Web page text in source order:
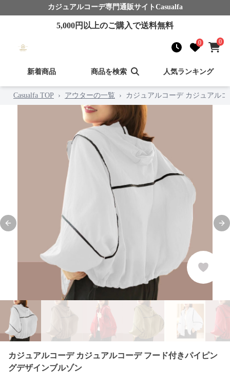
カジュアルコーデ専門通販サイト Casualfa
5,000円以上のご購入で送料無料
0 0
新着商品 商品を検索 人気ランキング
Casualfa TOP › アウターの一覧 › カジュアルコーデ カジュアル
Previous slide
カジュアルコーデ カジュアルコーデ フード付きパイピン
グデザインブルゾン